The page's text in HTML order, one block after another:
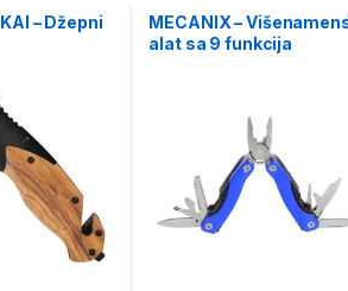
– Džepni
MECANIX –
alat sa 9 funkcija